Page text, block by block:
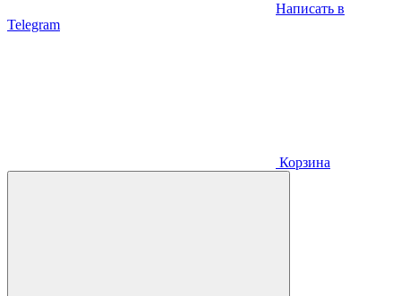
Написать в
Telegram
Корзина